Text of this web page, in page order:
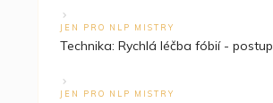
JEN PRO NLP MISTRY
Technika: Rychlá léčba fóbií - postup
JEN PRO NLP MISTRY